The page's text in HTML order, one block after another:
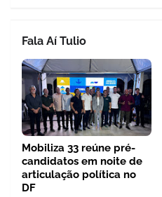
Fala Aí Tulio
Mobiliza 33 reúne pré-
candidatos em noite de
articulação política no
DF